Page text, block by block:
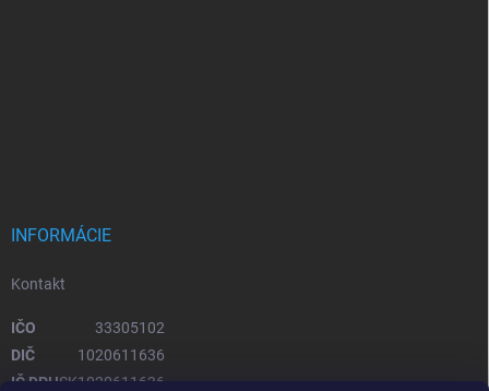
INFORMÁCIE
Kontakt
IČO
33305102
DIČ
1020611636
IČ DPHSK1020611636